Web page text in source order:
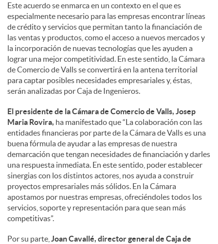
Este acuerdo se enmarca en un contexto en el que es
especialmente necesario para las empresas encontrar líneas
de crédito y servicios que permitan tanto la financiación de
las ventas y productos, como el acceso a nuevos mercados y
la incorporación de nuevas tecnologías que les ayuden a
lograr una mejor competitividad. En este sentido, la Cámara
de Comercio de Valls se convertirá en la antena territorial
para captar posibles necesidades empresariales y, éstas,
serán analizadas por Caja de Ingenieros.
El presidente de la Cámara de Comercio de Valls, Josep
Maria Rovira, ha manifestado que “La colaboración con las
entidades financieras por parte de la Cámara de Valls es una
buena fórmula de ayudar a las empresas de nuestra
demarcación que tengan necesidades de financiación y darles
una respuesta inmediata. En este sentido, poder establecer
sinergias con los distintos actores, nos ayuda a construir
proyectos empresariales más sólidos. En la Cámara
apostamos por nuestras empresas, ofreciéndoles todos los
servicios, soporte y representación para que sean más
competitivas”.
Por su parte, Joan Cavallé, director general de Caja de